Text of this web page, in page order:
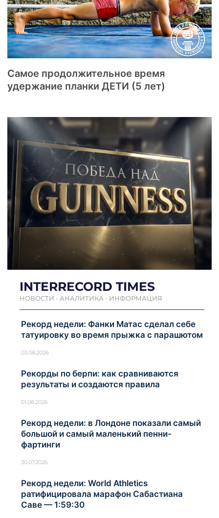
Самое продолжительное время
удержание планки ДЕТИ (5 лет)
INTERRECORD TIMES
НОВОСТИ - АНАЛИТИКА - ИНФОРМАЦИЯ
Рекорд недели: Фанки Матас сделал себе
татуировку во время прыжка с парашютом
03.08.2026
Рекорды по берпи: как сравниваются
результаты и создаются правила
01.08.2026
Рекорд недели: в Лондоне показали самый
большой и самый маленький пенни-
фартинги
30.07.2026
Рекорд недели: World Athletics
ратифицировала марафон Сабастиана
Саве — 1:59:30